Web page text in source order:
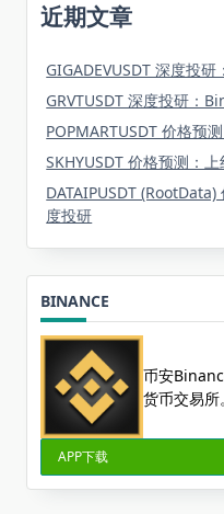
近期文章
GIGADEVUSDT 深度投
GRVTUSDT 深度投研：
POPMARTUSDT 价格预
SKHYUSDT 价格预测：
DATAIPUSDT
度投研
BINANCE
币安
货币交易所。
APP下载